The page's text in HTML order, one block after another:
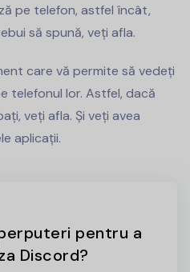
pe telefon, astfel încât,
să spună, veți afla.
care vă permite să vedeți
telefonul lor. Astfel, dacă
veți afla. Și veți avea
aplicații.
pentru a
Discord?